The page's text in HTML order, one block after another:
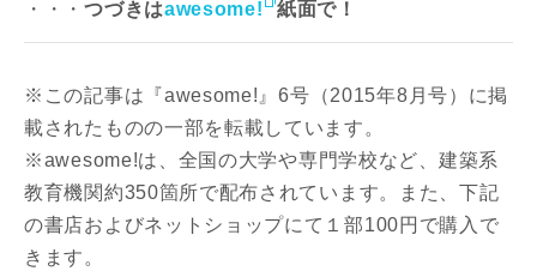
・・・つづきはawesome! 紙面で！
※この記事は『awesome!』6号（2015年8月号）に掲
載されたものの一部を転載しています。
※awesome!は、全国の大学や専門学校など、建築系
教育機関約350箇所で配布されています。また、下記
の書店およびネットショップにて１部100円で購入で
きます。